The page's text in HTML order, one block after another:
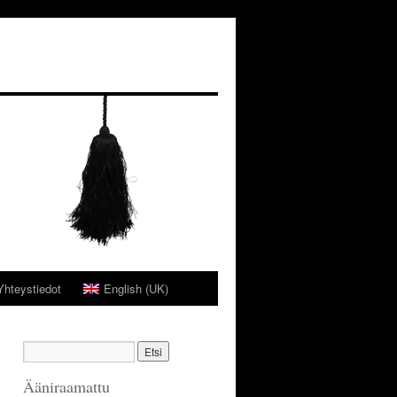
English (UK)
Ääniraamattu